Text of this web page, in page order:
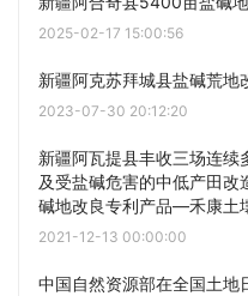
2025-02-17 15:00:56
新疆阿克苏拜城县盐碱荒地
2023-07-30 20:12:20
新疆阿瓦提县丰收三场连续
及受盐碱危害的中低产田改
碱地改良专利产品—禾康土
2021-12-13 00:00:00
中国自然资源部在全国土地